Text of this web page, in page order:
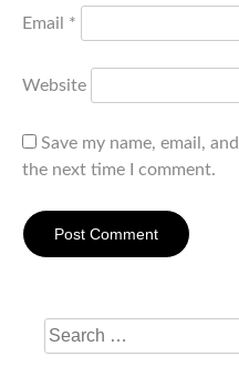
Email *
Website
Save my name, email,
the next time I comment.
Search
For: